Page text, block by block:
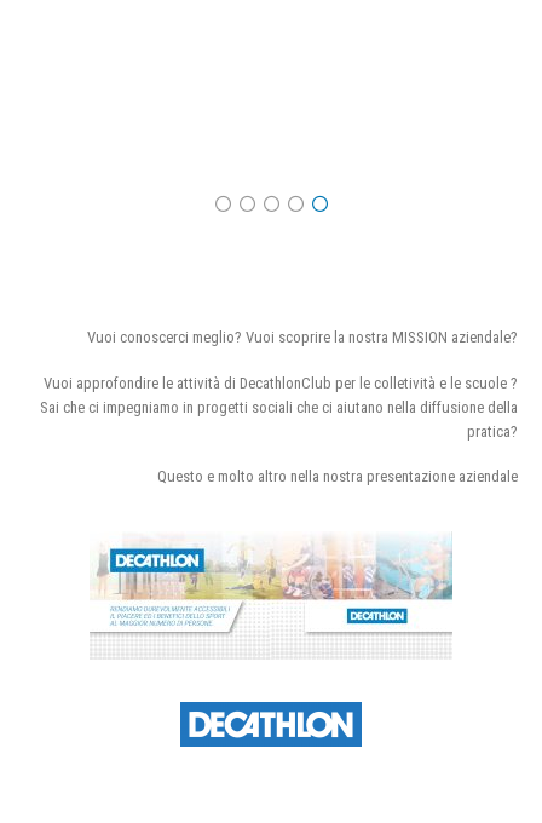
Vuoi conoscerci meglio? Vuoi scoprire la nostra MISSION aziendale?
Vuoi approfondire le attività di DecathlonClub per le colletività e le scuole ?
Sai che ci impegniamo in progetti sociali che ci aiutano nella diffusione della
pratica?
Questo e molto altro nella nostra presentazione aziendale